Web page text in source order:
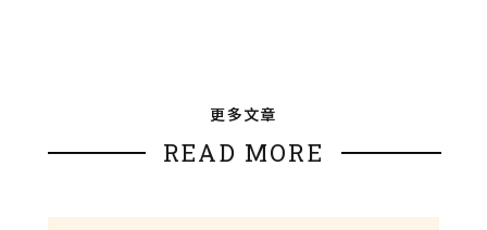
更多文章
READ MORE